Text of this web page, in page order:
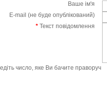
Ваше ім'я
E-mail (не буде опублікований)
* Текст повідомлення
число, яке Ви бачите праворуч